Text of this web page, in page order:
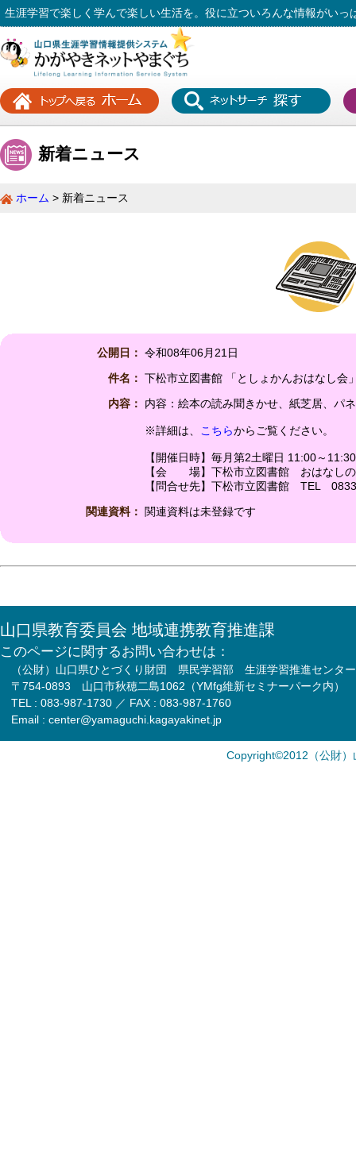
生涯学習で楽しく学んで楽しい生活を。役に立ついろんな情報がいっ
新着ニュース
ホーム 新着ニュース
公開日： 令和08年06月21日
件名： 下松市立図書館 「としょかんおはなし会
内容： 内容：絵本の読み聞きかせ、紙芝居、パ
※詳細は、 こちらからご覧ください。
【開催日時】毎月第2土曜日 11:00～11:30
【会 場】下松市立図書館 おはなし
【問合せ先】下松市立図書館 TEL
関連資料： 関連資料は未登録です
山口県教育委員会 地域連携教育推進課
このページに関するお問い合わせは：
（公財）山口県ひとづくり財団 県民学習部 生涯学習推進センター
〒754-0893 山口市秋穂二島1062（YMfg維新セミナーパーク内）
TEL : 083-987-1730 ／ FAX : 083-987-1760
Email : center@yamaguchi.kagayakinet.jp
Copyright©2012（公財）